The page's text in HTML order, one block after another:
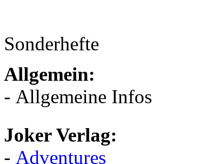
Sonderhefte
Allgemein:
- Allgemeine Infos
Joker Verlag:
- Adventures